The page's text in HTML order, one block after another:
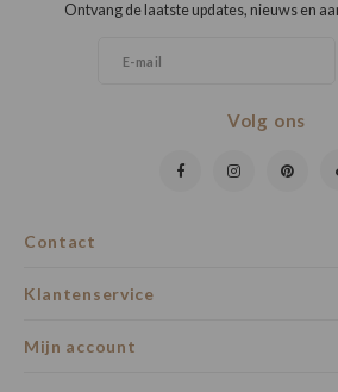
Contact
Ontvang de laatste updates, nieuws en
Volg ons
Klantenservice
Mijn account